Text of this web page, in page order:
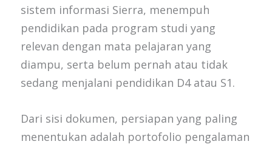
sistem informasi Sierra, menempuh
pendidikan pada program studi yang
relevan dengan mata pelajaran yang
diampu, serta belum pernah atau tidak
sedang menjalani pendidikan D4 atau S1.
Dari sisi dokumen, persiapan yang paling
menentukan adalah portofolio pengalaman